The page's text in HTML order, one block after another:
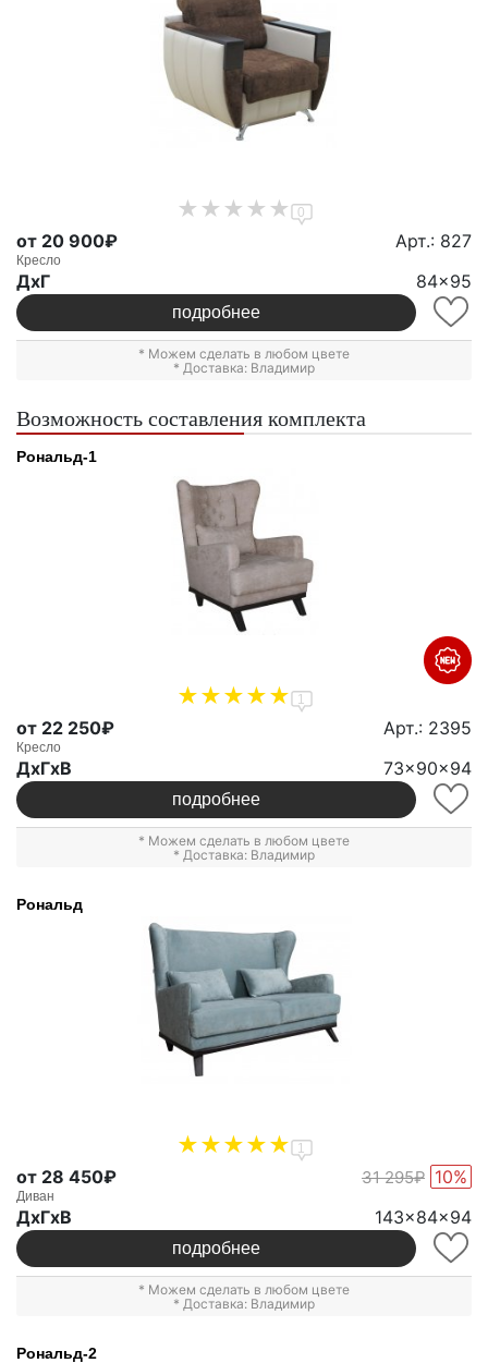
0
от 20 900₽ Арт.: 827
Кресло
ДxГ 84x95
подробнее
* Можем сделать в любом цвете
* Доставка: Владимир
Возможность составления комплекта
Рональд-1
1
от 22 250₽ Арт.: 2395
Кресло
ДxГxВ 73x90x94
подробнее
* Можем сделать в любом цвете
* Доставка: Владимир
Рональд
1
от 28 450₽ 31 295₽ 10%
Диван
ДxГxВ 143x84x94
подробнее
* Можем сделать в любом цвете
* Доставка: Владимир
Рональд-2